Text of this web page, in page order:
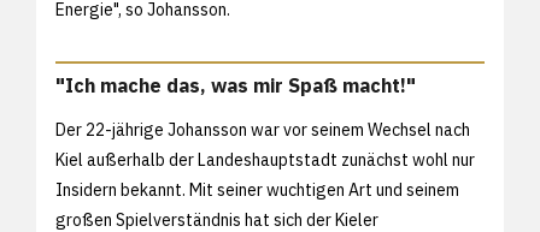
Energie", so Johansson.
"Ich mache das, was mir Spaß macht!"
Der 22-jährige Johansson war vor seinem Wechsel nach
Kiel außerhalb der Landeshauptstadt zunächst wohl nur
Insidern bekannt. Mit seiner wuchtigen Art und seinem
großen Spielverständnis hat sich der Kieler